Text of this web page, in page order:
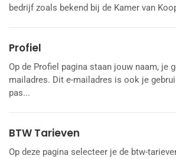
bedrijf zoals bekend bij de Kamer van
Profiel
Op de Profiel pagina staan jouw naam, je
mailadres. Dit e-mailadres is ook je
pas...
BTW Tarieven
Op deze pagina selecteer je de btw-